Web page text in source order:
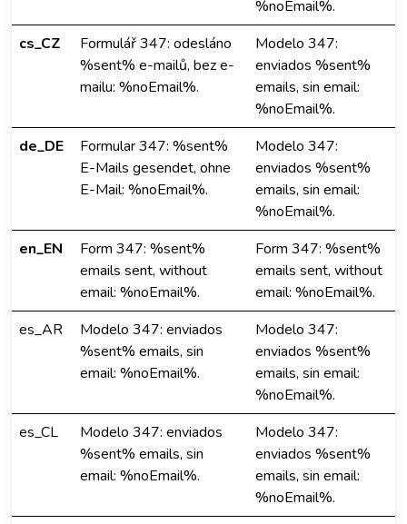
%noEmail%.
cs_CZ
Formulář 347: odesláno
%sent% e-mailů, bez e-
mailu: %noEmail%.
Modelo 347:
enviados %sent%
emails, sin email:
%noEmail%.
de_DE
Formular 347: %sent%
E-Mails gesendet, ohne
E-Mail: %noEmail%.
Modelo 347:
enviados %sent%
emails, sin email:
%noEmail%.
en_EN
Form 347: %sent%
emails sent, without
email: %noEmail%.
Form 347: %sent%
emails sent, without
email: %noEmail%.
es_AR
Modelo 347: enviados
%sent% emails, sin
email: %noEmail%.
Modelo 347:
enviados %sent%
emails, sin email:
%noEmail%.
es_CL
Modelo 347: enviados
%sent% emails, sin
email: %noEmail%.
Modelo 347:
enviados %sent%
emails, sin email:
%noEmail%.